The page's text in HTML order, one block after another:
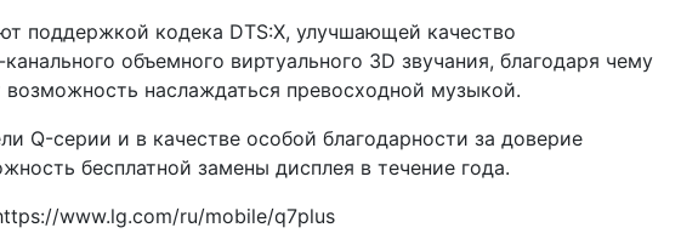
поддержкой кодека DTS:X, улучшающей качество
объемного виртуального 3D звучания, благодаря чему
возможность наслаждаться превосходной музыкой.
Q-серии и в качестве особой благодарности за доверие
бесплатной замены дисплея в течение года.
www.lg.com/ru/mobile/q7plus